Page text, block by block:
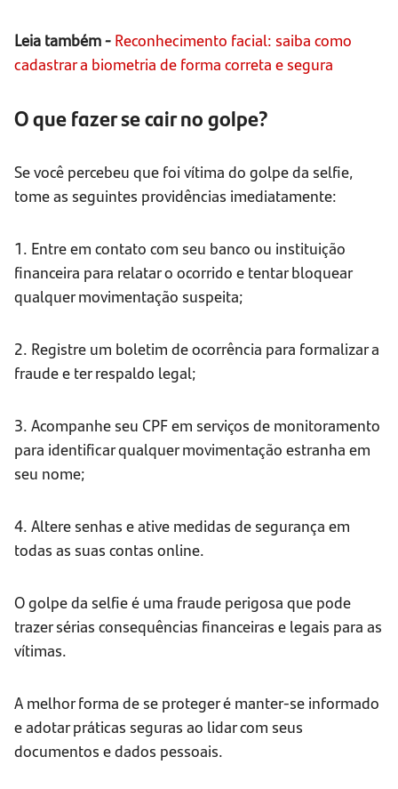
Leia também - Reconhecimento facial: saiba como
cadastrar a biometria de forma correta e segura
O que fazer se cair no golpe?
Se você percebeu que foi vítima do golpe da selfie,
tome as seguintes providências imediatamente:
1. Entre em contato com seu banco ou instituição
financeira para relatar o ocorrido e tentar bloquear
qualquer movimentação suspeita;
2. Registre um boletim de ocorrência para formalizar a
fraude e ter respaldo legal;
3. Acompanhe seu CPF em serviços de monitoramento
para identificar qualquer movimentação estranha em
seu nome;
4. Altere senhas e ative medidas de segurança em
todas as suas contas online.
O golpe da selfie é uma fraude perigosa que pode
trazer sérias consequências financeiras e legais para as
vítimas.
A melhor forma de se proteger é manter-se informado
e adotar práticas seguras ao lidar com seus
documentos e dados pessoais.